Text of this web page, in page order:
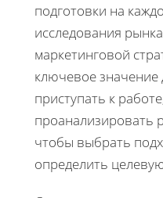
подготовки на
исследования
маркетинговой
ключевое значение
приступать к
проанализировать
чтобы выбрать
определить